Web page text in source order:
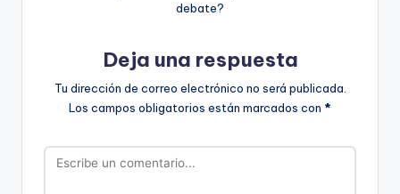
debate?
Deja una respuesta
Tu dirección de correo electrónico no será publicada.
Los campos obligatorios están marcados con *